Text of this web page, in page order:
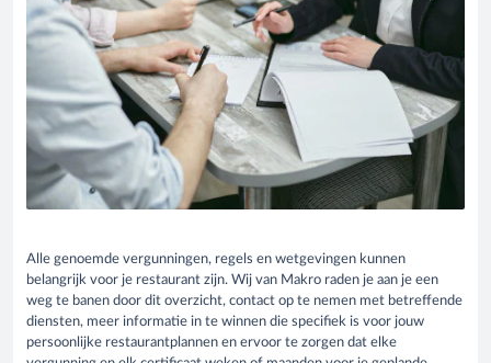
Alle genoemde vergunningen, regels en wetgevingen kunnen
belangrijk voor je restaurant zijn. Wij van Makro raden je aan je een
weg te banen door dit overzicht, contact op te nemen met betreffende
diensten, meer informatie in te winnen die specifiek is voor jouw
persoonlijke restaurantplannen en ervoor te zorgen dat elke